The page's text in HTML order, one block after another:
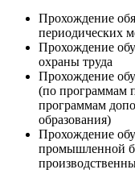
Прохождение
периодических
Прохождение
охраны труда
Прохождение
(по программам
программам
образования)
Прохождение
промышленной